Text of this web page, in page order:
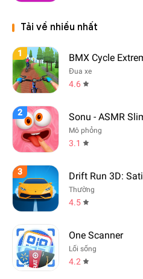
Tải về nhiều nhất
1
Đua xe
4.6
2 Sonu - ASMR
Mô phỏng
3.1
3 Drift Run 3D:
Thường
4.5
One Scanner
Lối sống
4.2